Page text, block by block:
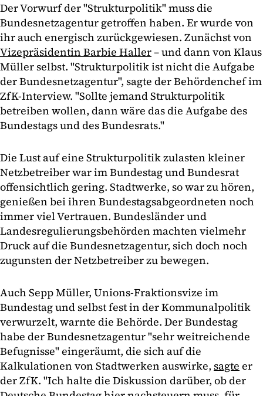
Der Vorwurf der "Strukturpolitik" muss die
Bundesnetzagentur getroffen haben. Er wurde von
ihr auch energisch zurückgewiesen. Zunächst von
Vizepräsidentin Barbie Haller– und dann von Klaus
Müller selbst. "Strukturpolitik ist nicht die Aufgabe
der Bundesnetzagentur", sagte der Behördenchef im
ZfK-Interview. "Sollte jemand Strukturpolitik
betreiben wollen, dann wäre das die Aufgabe des
Bundestags und des Bundesrats."
Die Lust auf eine Strukturpolitik zulasten kleiner
Netzbetreiber war im Bundestag und Bundesrat
offensichtlich gering. Stadtwerke, so war zu hören,
genießen bei ihren Bundestagsabgeordneten noch
immer viel Vertrauen. Bundesländer und
Landesregulierungsbehörden machten vielmehr
Druck auf die Bundesnetzagentur, sich doch noch
zugunsten der Netzbetreiber zu bewegen.
Auch Sepp Müller, Unions-Fraktionsvize im
Bundestag und selbst fest in der Kommunalpolitik
verwurzelt, warnte die Behörde. Der Bundestag
habe der Bundesnetzagentur "sehr weitreichende
Befugnisse" eingeräumt, die sich auf die
Kalkulationen von Stadtwerken auswirke, sagte er
der ZfK. "Ich halte die Diskussion darüber, ob der